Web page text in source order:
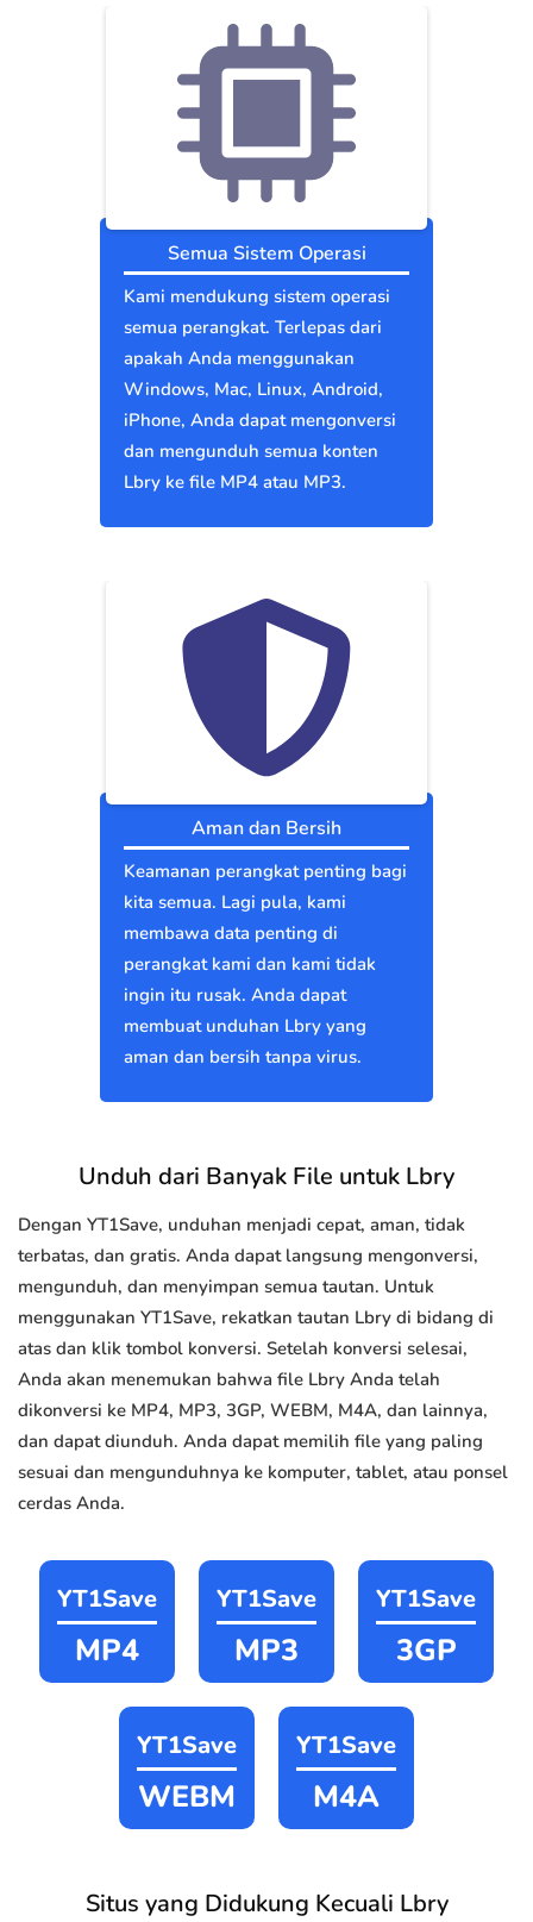
Semua Sistem Operasi
Kami mendukung sistem operasi
semua perangkat. Terlepas dari
apakah Anda menggunakan
Windows, Mac, Linux, Android,
iPhone, Anda dapat mengonversi
dan mengunduh semua konten
Lbry ke file MP4 atau MP3.
Aman dan Bersih
Keamanan perangkat penting bagi
kita semua. Lagi pula, kami
membawa data penting di
perangkat kami dan kami tidak
ingin itu rusak. Anda dapat
membuat unduhan Lbry yang
aman dan bersih tanpa virus.
Unduh dari Banyak File untuk Lbry
Dengan YT1Save, unduhan menjadi cepat, aman, tidak
terbatas, dan gratis. Anda dapat langsung mengonversi,
mengunduh, dan menyimpan semua tautan. Untuk
menggunakan YT1Save, rekatkan tautan Lbry di bidang di
atas dan klik tombol konversi. Setelah konversi selesai,
Anda akan menemukan bahwa file Lbry Anda telah
dikonversi ke MP4, MP3, 3GP, WEBM, M4A, dan lainnya,
dan dapat diunduh. Anda dapat memilih file yang paling
sesuai dan mengunduhnya ke komputer, tablet, atau ponsel
cerdas Anda.
YT1Save
MP4
YT1Save
MP3
YT1Save
3GP
YT1Save
WEBM
YT1Save
M4A
Situs yang Didukung Kecuali Lbry